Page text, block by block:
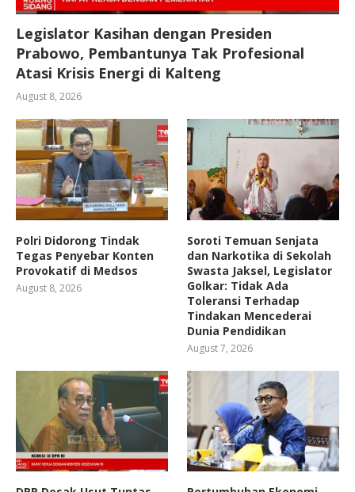
Legislator Kasihan dengan Presiden
Prabowo, Pembantunya Tak Profesional
Atasi Krisis Energi di Kalteng
August 8, 2026
Polri Didorong Tindak
Tegas Penyebar Konten
Provokatif di Medsos
August 8, 2026
Soroti Temuan Senjata
dan Narkotika di Sekolah
Swasta Jaksel, Legislator
Golkar: Tidak Ada
Toleransi Terhadap
Tindakan Mencederai
Dunia Pendidikan
August 7, 2026